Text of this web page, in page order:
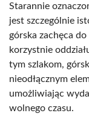
Starannie
jest szczególnie
górska zachęca
korzystnie
tym szlakom,
nieodłącznym
umożliwiając
wolnego czasu.